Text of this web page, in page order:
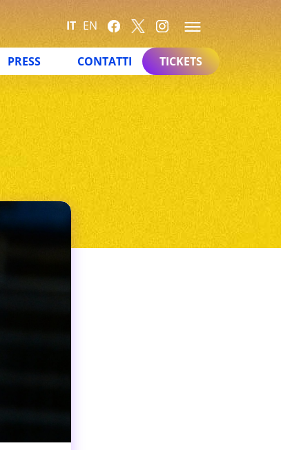
IT EN
PRESS CONTATTI TICKETS